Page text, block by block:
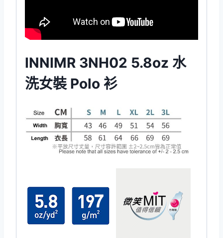
INNIMR 3NH02 5.8oz 水
洗女裝 Polo 衫